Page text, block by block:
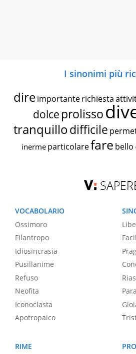
I sinonimi più
dire importante richiesta
dolce prolisso
tranquillodifficile
inerme particolarefare bello
VOCABOLARIO
Ossimoro
Filantropo
Idiosincrasia
Pusillanime
Refuso
Neofita
Iconoclasta
Apotropaico
RIME